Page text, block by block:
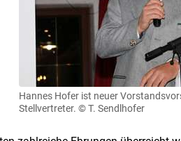
Hannes Hofer ist neuer
Stellvertreter. © T. Sendlhofer